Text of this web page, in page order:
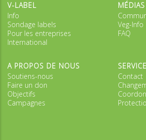
V-LABEL
Info
Sondage labels
Pour les entreprises
International
MÉDIAS
Veg-Info
FAQ
A PROPOS DE NOUS
Soutiens-nous
Faire un don
Objectifs
Campagnes
SERVICE
Contact